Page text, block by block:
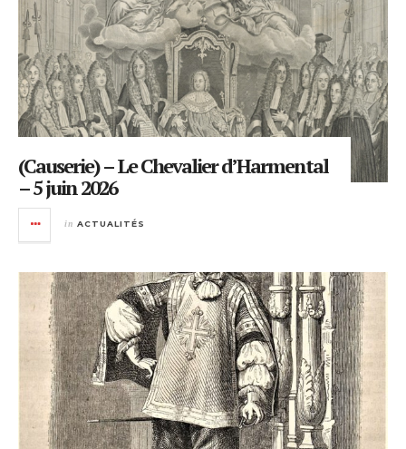
(Causerie) – Le Chevalier d’Harmental
– 5 juin 2026
in ACTUALITÉS